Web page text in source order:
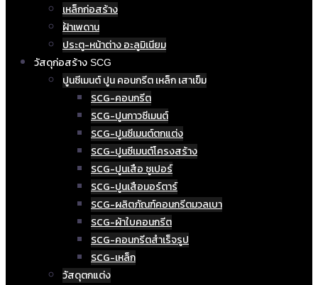
เหล็กก่อสร้าง
ฝ้าเพดาน
ประตู-หน้าต่าง อะลูมิเนียม
วัสดุก่อสร้าง SCG
ปูนซีเมนต์ ปูน คอนกรีต เหล็ก เสาเข็ม
SCG-คอนกรีต
SCG-ปูนกาวซีเมนต์
SCG-ปูนซีเมนต์ตกแต่ง
SCG-ปูนซีเมนต์โครงสร้าง
SCG-ปูนเสือ ซูเปอร์
SCG-ปูนเสือมอร์ตาร์
SCG-ผลิตภัณฑ์คอนกรีตมวลเบา
SCG-ผ้าใบคอนกรีต
SCG-คอนกรีตสำเร็จรูป
SCG-เหล็ก
วัสดุตกแต่ง